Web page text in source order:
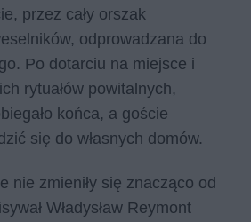
przez cały orszak
odprowadzana do
Po dotarciu na miejsce i
rytuałów powitalnych,
końca, a goście
się do własnych domów.
nie zmieniły się znacząco od
Władysław Reymont